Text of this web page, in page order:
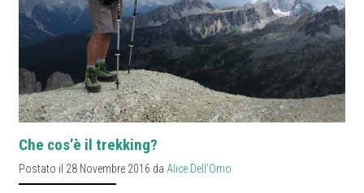
Che cos’è il trekking?
Postato il 28 Novembre 2016 da Alice Dell'Omo